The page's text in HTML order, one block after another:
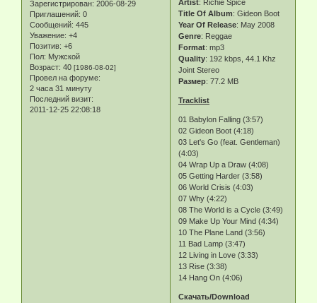
Зарегистрирован: 2006-08-29
Приглашений: 0
Сообщений: 445
Уважение: +4
Позитив: +6
Пол: Мужской
Возраст: 40 [1986-08-02]
Провел на форуме:
2 часа 31 минуту
Последний визит:
2011-12-25 22:08:18
Artist: Richie Spice
Title Of Album: Gideon Boot
Year Of Release: May 2008
Genre: Reggae
Format: mp3
Quality: 192 kbps, 44.1 Khz
Joint Stereo
Размер: 77.2 MB
Tracklist
01 Babylon Falling (3:57)
02 Gideon Boot (4:18)
03 Let's Go (feat. Gentleman)
(4:03)
04 Wrap Up a Draw (4:08)
05 Getting Harder (3:58)
06 World Crisis (4:03)
07 Why (4:22)
08 The World is a Cycle (3:49)
09 Make Up Your Mind (4:34)
10 The Plane Land (3:56)
11 Bad Lamp (3:47)
12 Living in Love (3:33)
13 Rise (3:38)
14 Hang On (4:06)
Скачать/Download